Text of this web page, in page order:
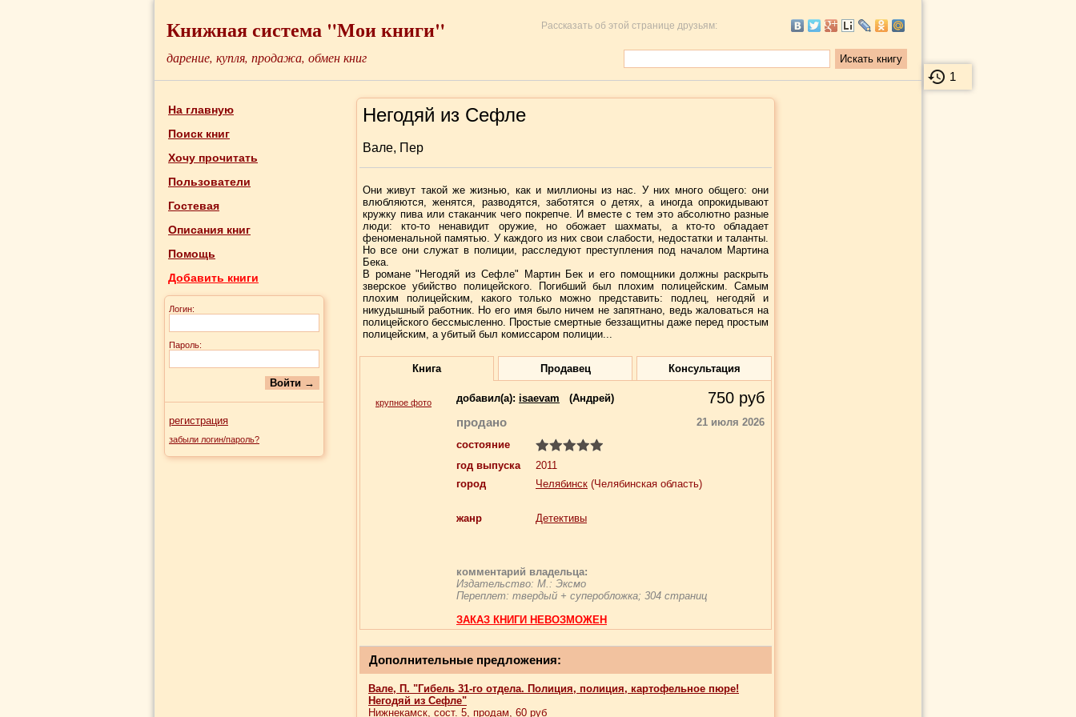
1
Книжная система "Мои книги" Рассказать об этой странице друзьям:
дарение, купля, продажа, обмен книг
На главную
Поиск книг
Хочу прочитать
Пользователи
Гостевая
Описания книг
Помощь
Добавить книги
Логин:
Пароль:
регистрация
забыли логин/пароль?
Негодяй из Сефле
Вале, Пер
Они живут такой же жизнью, как и миллионы из нас. У них много общего: они
влюбляются, женятся, разводятся, заботятся о детях, а иногда опрокидывают
кружку пива или стаканчик чего покрепче. И вместе с тем это абсолютно разные
люди: кто-то ненавидит оружие, но обожает шахматы, а кто-то обладает
феноменальной памятью. У каждого из них свои слабости, недостатки и таланты.
Но все они служат в полиции, расследуют преступления под началом Мартина
Бека.
В романе "Негодяй из Сефле" Мартин Бек и его помощники должны раскрыть
зверское убийство полицейского. Погибший был плохим полицейским. Самым
плохим полицейским, какого только можно представить: подлец, негодяй и
никудышный работник. Но его имя было ничем не запятнано, ведь жаловаться на
полицейского бессмысленно. Простые смертные беззащитны даже перед простым
полицейским, а убитый был комиссаром полиции...
Книга Продавец Консультация
крупное фото добавил(a): isaevam (Андрей) 750 руб
продано
21 июля 2026
состояние
год выпуска
2011
город
Челябинск (Челябинская область)
жанр Детективы
комментарий владельца:
Издательство: М.: Эксмо
Переплет: твердый + суперобложка; 304 страниц
ЗАКАЗ КНИГИ НЕВОЗМОЖЕН
Дополнительные предложения:
Вале, П. "Гибель 31-го отдела. Полиция, полиция, картофельное пюре!
Негодяй из Сефле"
Нижнекамск, сост. 5, продам, 60 руб